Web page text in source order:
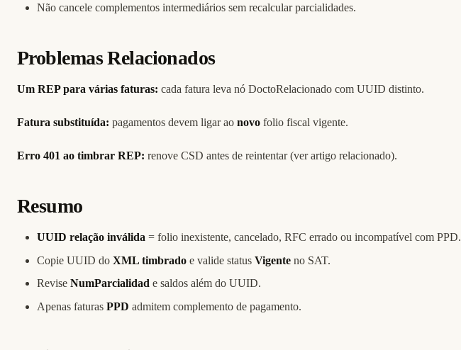
Não cancele complementos intermediários sem recalcular parcialidades.
Problemas Relacionados
Um REP para várias faturas: cada fatura leva nó DoctoRelacionado com UUID distinto.
Fatura substituída: pagamentos devem ligar ao novo folio fiscal vigente.
Erro 401 ao timbrar REP: renove CSD antes de reintentar (ver artigo relacionado).
Resumo
UUID relação inválida = folio inexistente, cancelado, RFC errado ou incompatível com PPD.
Copie UUID do XML timbrado e valide status Vigente no SAT.
Revise NumParcialidad e saldos além do UUID.
Apenas faturas PPD admitem complemento de pagamento.